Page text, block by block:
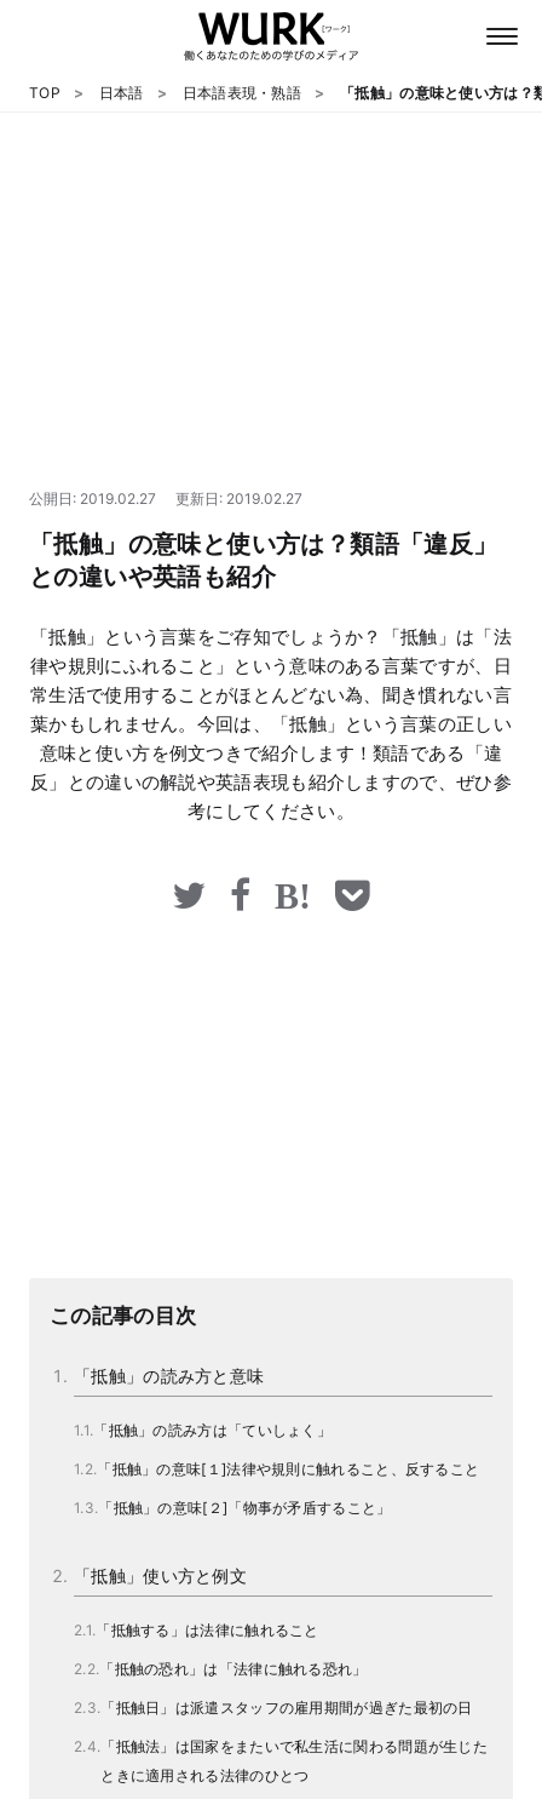
マネー
TOP 日本語 日本語表現・熟語 「抵触」の意味と使い方は
公開日: 2019.02.27 更新日: 2019.02.27
「抵触」の意味と使い方は？類語「違反」
との違いや英語も紹介
「抵触」という言葉をご存知でしょうか？「抵触」は「法
律や規則にふれること」という意味のある言葉ですが、日
常生活で使用することがほとんどない為、聞き慣れない言
葉かもしれません。今回は、「抵触」という言葉の正しい
意味と使い方を例文つきで紹介します！類語である「違
反」との違いの解説や英語表現も紹介しますので、ぜひ参
考にしてください。
この記事の目次
「抵触」の読み方と意味
「抵触」の読み方は「ていしょく」
「抵触」の意味[１]法律や規則に触れること、反すること
「抵触」の意味[２]「物事が矛盾すること」
「抵触」使い方と例文
「抵触する」は法律に触れること
「抵触の恐れ」は「法律に触れる恐れ」
「抵触日」は派遣スタッフの雇用期間が過ぎた最初の日
「抵触法」は国家をまたいで私生活に関わる問題が生じた
ときに適用される法律のひとつ